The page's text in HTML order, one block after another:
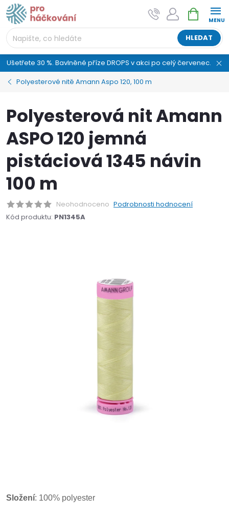
Přejít
na
obsah
HLEDAT
NÁKUPNÍ
KOŠÍK
Ušetřete 30 %. Bavlněné příze DROPS v akci po celý červenec.
Polyesterové nitě Amann Aspo 120, 100 m
Polyesterová nit Amann
ASPO 120 jemná
pistáciová 1345 návin
100 m
Neohodnoceno Podrobnosti hodnocení
Kód produktu: PN1345A
Složení: 100% polyester
AI asistent "pani Klubíčková" –
ProHackovani.cz
Jsme e-shop s více než osmiletou tradicí a máme pro
vás připraveno více než 25 tisíc produktů. Vše skladem,
připravené k odeslání.